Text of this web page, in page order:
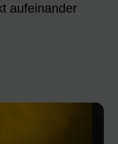
aufeinander